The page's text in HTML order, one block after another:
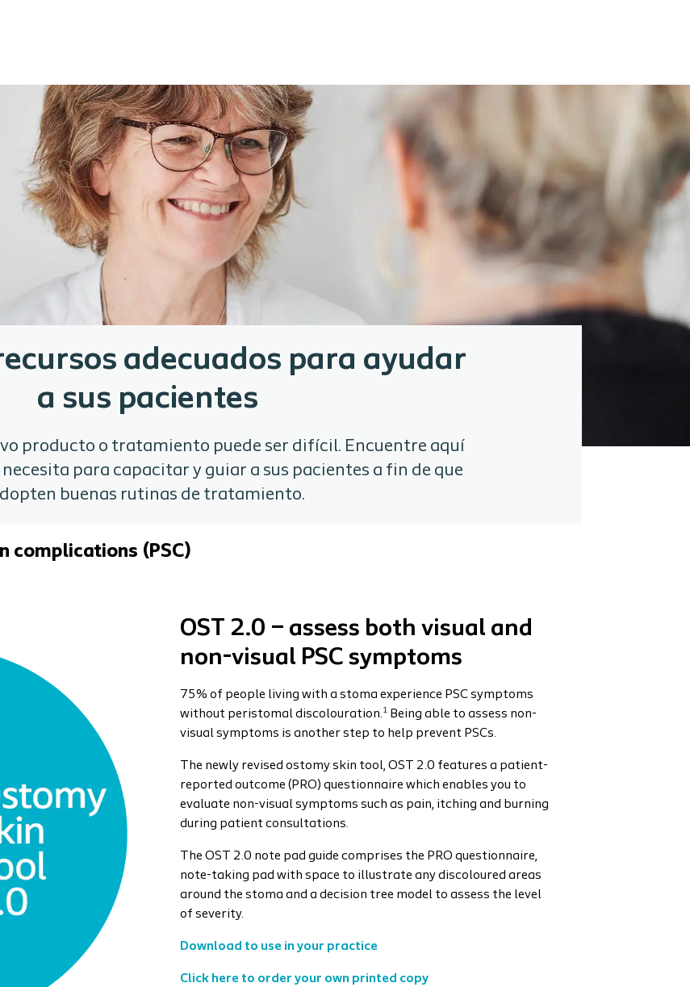
adecuados para ayudar
a sus pacientes
producto o tratamiento puede ser difícil. Encuentre aquí
para capacitar y guiar a sus pacientes a fin de que
buenas rutinas de tratamiento.
complications (PSC)
OST 2.0 – assess both visual and
non-visual PSC symptoms
75% of people living with a stoma experience PSC symptoms
without peristomal discolouration.1 Being able to assess non-
visual symptoms is another step to help prevent PSCs.
The newly revised ostomy skin tool, OST 2.0 features a patient-
reported outcome (PRO) questionnaire which enables you to
evaluate non-visual symptoms such as pain, itching and burning
during patient consultations.
The OST 2.0 note pad guide comprises the PRO questionnaire,
note-taking pad with space to illustrate any discoloured areas
around the stoma and a decision tree model to assess the level
of severity.
Download to use in your practice
Click here to order your own printed copy